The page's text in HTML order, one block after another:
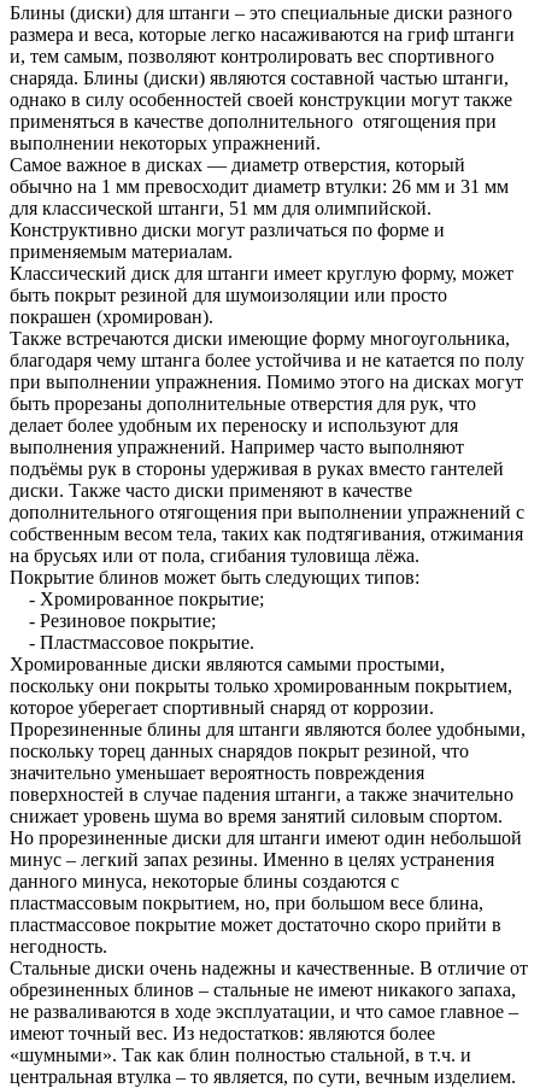
Блины (диски) для штанги – это специальные диски разного
размера и веса, которые легко насаживаются на гриф штанги
и, тем самым, позволяют контролировать вес спортивного
снаряда. Блины (диски) являются составной частью штанги,
однако в силу особенностей своей конструкции могут также
применяться в качестве дополнительного отягощения при
выполнении некоторых упражнений.
Самое важное в дисках — диаметр отверстия, который
обычно на 1 мм превосходит диаметр втулки: 26 мм и 31 мм
для классической штанги, 51 мм для олимпийской.
Конструктивно диски могут различаться по форме и
применяемым материалам.
Классический диск для штанги имеет круглую форму, может
быть покрыт резиной для шумоизоляции или просто
покрашен (хромирован).
Также встречаются диски имеющие форму многоугольника,
благодаря чему штанга более устойчива и не катается по полу
при выполнении упражнения. Помимо этого на дисках могут
быть прорезаны дополнительные отверстия для рук, что
делает более удобным их переноску и используют для
выполнения упражнений. Например часто выполняют
подъёмы рук в стороны удерживая в руках вместо гантелей
диски. Также часто диски применяют в качестве
дополнительного отягощения при выполнении упражнений с
собственным весом тела, таких как подтягивания, отжимания
на брусьях или от пола, сгибания туловища лёжа.
Покрытие блинов может быть следующих типов:
- Хромированное покрытие;
- Резиновое покрытие;
- Пластмассовое покрытие.
Хромированные диски являются самыми простыми,
поскольку они покрыты только хромированным покрытием,
которое уберегает спортивный снаряд от коррозии.
Прорезиненные блины для штанги являются более удобными,
поскольку торец данных снарядов покрыт резиной, что
значительно уменьшает вероятность повреждения
поверхностей в случае падения штанги, а также значительно
снижает уровень шума во время занятий силовым спортом.
Но прорезиненные диски для штанги имеют один небольшой
минус – легкий запах резины. Именно в целях устранения
данного минуса, некоторые блины создаются с
пластмассовым покрытием, но, при большом весе блина,
пластмассовое покрытие может достаточно скоро прийти в
негодность.
Стальные диски очень надежны и качественные. В отличие от
обрезиненных блинов – стальные не имеют никакого запаха,
не разваливаются в ходе эксплуатации, и что самое главное –
имеют точный вес. Из недостатков: являются более
«шумными». Так как блин полностью стальной, в т.ч. и
центральная втулка – то является, по сути, вечным изделием.